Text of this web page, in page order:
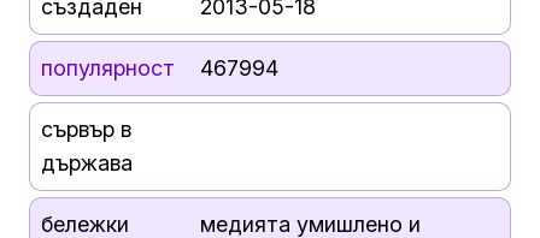
създаден 2013-05-18
популярност 467994
сървър в
държава
бележки
медията умишлено и